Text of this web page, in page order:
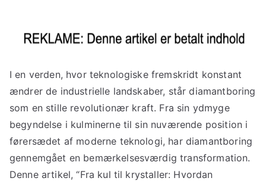
I en verden, hvor teknologiske fremskridt konstant
ændrer de industrielle landskaber, står diamantboring
som en stille revolutionær kraft. Fra sin ydmyge
begyndelse i kulminerne til sin nuværende position i
førersædet af moderne teknologi, har diamantboring
gennemgået en bemærkelsesværdig transformation.
Denne artikel, “Fra kul til krystaller: Hvordan